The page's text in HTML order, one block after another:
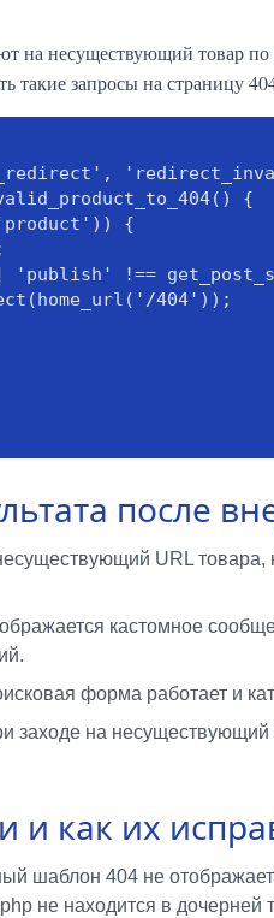
на несуществующий товар
такие запросы на страницу
{
после
URL товара,
кастомное
форма работает и
заходе на
и как их
шаблон 404 не
не находится в